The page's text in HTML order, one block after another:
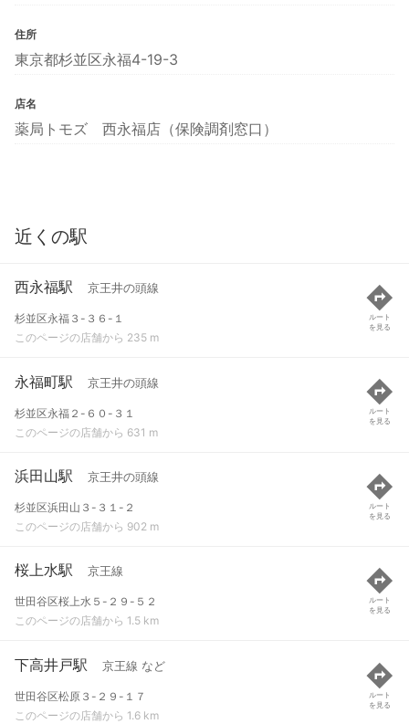
住所
東京都杉並区永福4-19-3
店名
薬局トモズ 西永福店（保険調剤窓口）
近くの駅
西永福駅 京王井の頭線
杉並区永福３-３６-１
このページの店舗から 235 m
ルート
を見る
永福町駅 京王井の頭線
杉並区永福２-６０-３１
このページの店舗から 631 m
ルート
を見る
浜田山駅 京王井の頭線
杉並区浜田山３-３１-２
このページの店舗から 902 m
ルート
を見る
桜上水駅 京王線
世田谷区桜上水５-２９-５２
このページの店舗から 1.5 km
ルート
を見る
下高井戸駅 京王線 など
世田谷区松原３-２９-１７
このページの店舗から 1.6 km
ルート
を見る